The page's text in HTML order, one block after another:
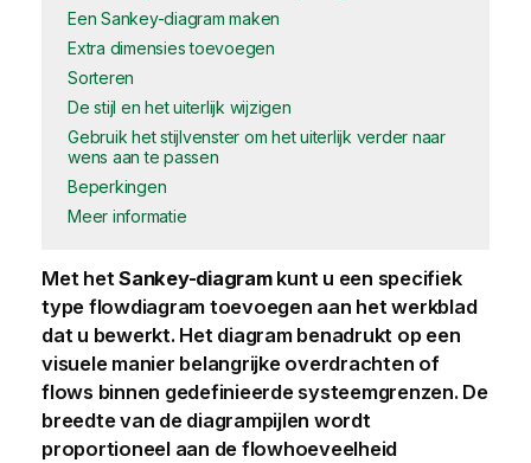
Een Sankey-diagram maken
Extra dimensies toevoegen
Sorteren
De stijl en het uiterlijk wijzigen
Gebruik het stijlvenster om het uiterlijk verder naar
wens aan te passen
Beperkingen
Meer informatie
Met hetSankey-diagramkunt u een specifiek
type flowdiagram toevoegen aan hetwerkblad
dat u bewerkt. Het diagram benadrukt op een
visuele manier belangrijke overdrachten of
flows binnen gedefinieerde systeemgrenzen. De
breedte van de diagrampijlen wordt
proportioneel aan de flowhoeveelheid